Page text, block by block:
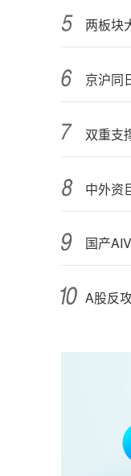
两板块
双重支
国产
A股反